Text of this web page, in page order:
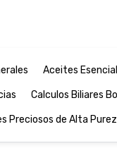
Aceites
Calculos Biliares
Preciosos de Alta